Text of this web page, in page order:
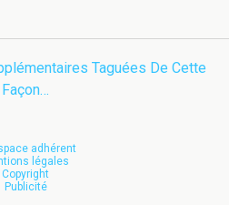
Taguées De Cette
Façon…
adhérent
légales
Copyright
Publicité